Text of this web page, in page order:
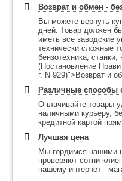
Возврат и обмен -
Вы можете вернуть
дней. Товар должен
иметь все заводские
технически сложные
бензотехника,
(Постановление
г. N 929)">Возврат и
Различные способы
Оплачивайте товары
наличными курьеру,
кредитной картой
Лучшая цена
Мы гордимся нашими
проверяют сотни
нашему интернет -